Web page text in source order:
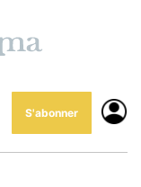
S'abonner